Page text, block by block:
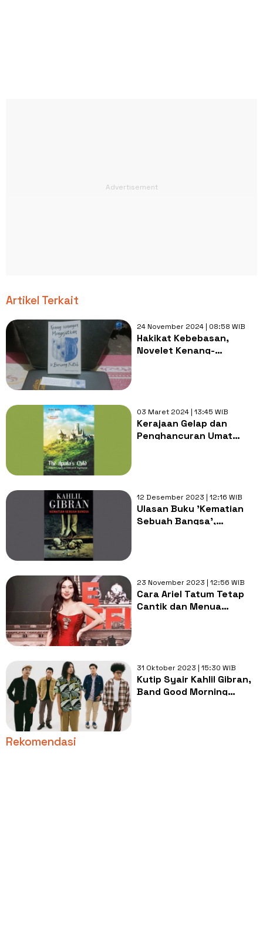
Artikel Terkait
24 November 2024 | 08:58 WIB
Hakikat Kebebasan,
Novelet Kenang-
03 Maret 2024 | 13:45 WIB
Kerajaan Gelap dan
Penghancuran Umat
12 Desember 2023 | 12:16 WIB
Ulasan Buku 'Kematian
Sebuah Bangsa',
23 November 2023 | 12:56 WIB
Cara Ariel Tatum Tetap
Cantik dan Menua
31 Oktober 2023 | 15:30 WIB
Kutip Syair Kahlil Gibran,
Band Good Morning
Rekomendasi